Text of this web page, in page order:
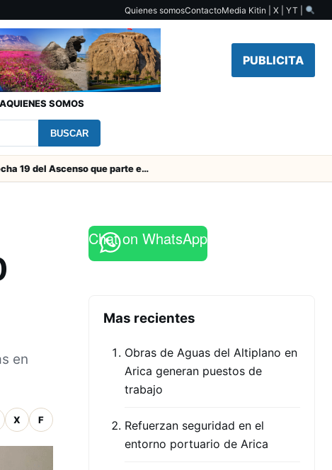
Quienes somosContactoMedia Kitin | X | YT |
PUBLICITA
QUIENES SOMOS
BUSCAR
Toda la Fecha 19 del Ascenso que parte este viernes
en
X F
Chat on WhatsApp
Mas recientes
Obras de Aguas del Altiplano en
Arica generan puestos de
trabajo
Refuerzan seguridad en el
entorno portuario de Arica